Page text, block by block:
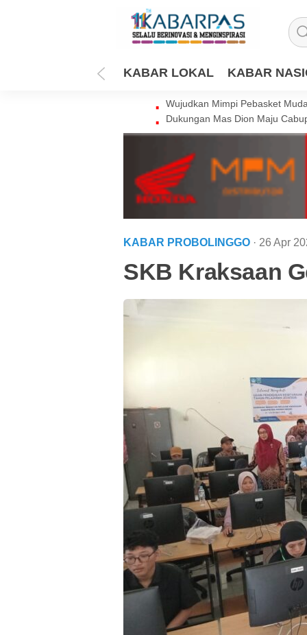
KABAR LOKAL KABAR
Wujudkan Mimpi Pebasket
Dukungan Mas Dion Maju
KABAR PROBOLINGGO · 26 Apr
SKB Kraksaan